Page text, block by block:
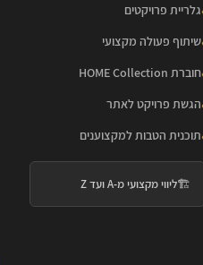
גלריית פרויקטים
שיתוף פעולה מקצועי
חוברת HOME Collection
הגשת פרויקט לאתר
תוכנית הטבות למקצוענים
🏗️ליווי מקצועי מ-A ועד Z